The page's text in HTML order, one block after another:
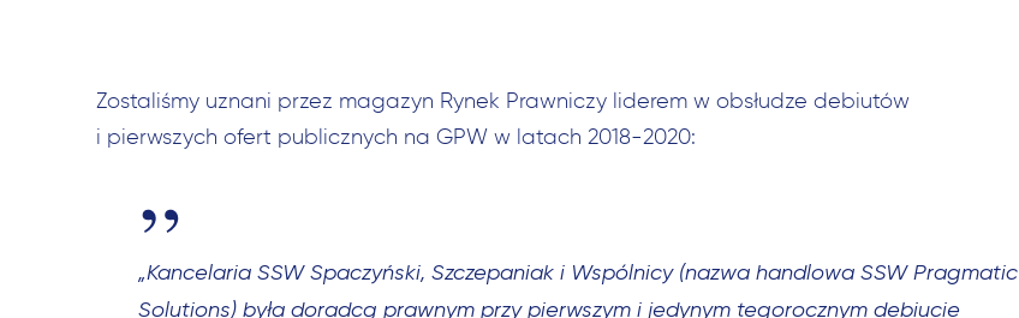
Zostaliśmy uznani przez magazyn Rynek Prawniczy liderem w obsłudze debiutów
i pierwszych ofert publicznych na GPW w latach 2018-2020:
„Kancelaria SSW Spaczyński, Szczepaniak i Wspólnicy (nazwa handlowa SSW Pragmatic
Solutions) była doradcą prawnym przy pierwszym i jedynym tegorocznym debiucie